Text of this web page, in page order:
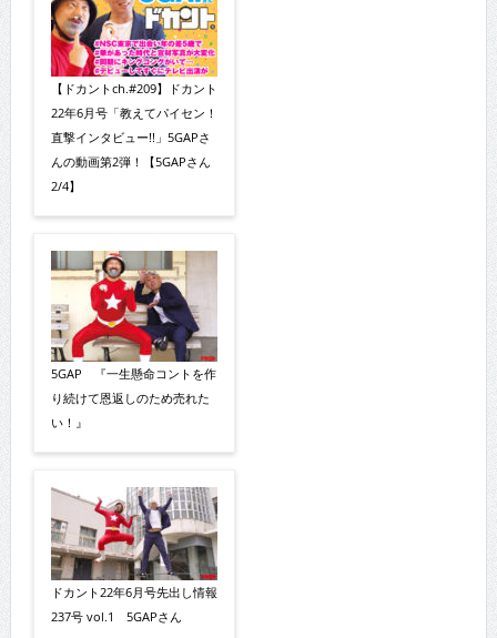
【ドカントch.#209】ドカント
22年6月号「教えてパイセン！
直撃インタビュー!!」5GAPさ
んの動画第2弾！【5GAPさん
2/4】
5GAP 『一生懸命コントを作
り続けて恩返しのため売れた
い！』
ドカント22年6月号先出し情報
237号 vol.1 5GAPさん